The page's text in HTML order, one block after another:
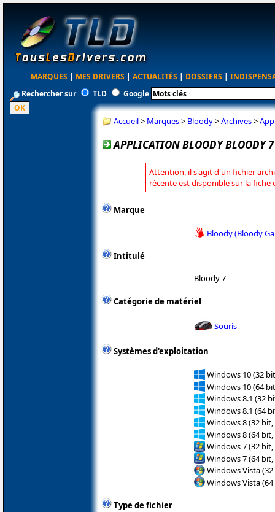
MARQUES | MES DRIVERS | ACTUALITÉS | DOSSIERS |
Rechercher sur
TLD Google
Accueil> Marques> Bloody>Archives>
APPLICATION BLOODY BLOODY
Attention, il s'agit d'un fichier
récente est disponible sur la fiche
Marque
Bloody (Bloody
Intitulé
Bloody 7
Catégorie de matériel
Souris
Systèmes d'exploitation
Windows 10 (32
Windows 10 (64
Windows 8.1 (32
Windows 8.1 (64
Windows 8 (32 bit,
Windows 8 (64 bit,
Windows 7 (32 bit,
Windows 7 (64 bit,
Windows Vista
Windows Vista
Type de fichier